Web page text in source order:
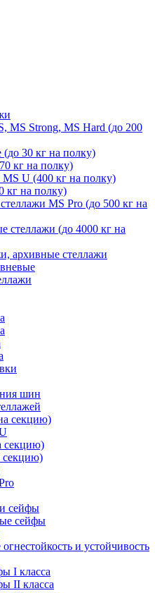
MS Strong, MS Hard (до 200
30 кг на полку)
кг на полку)
U (400 кг на полку)
кг на полку)
MS Pro (до 500 кг на
стеллажи (до 4000 кг на
архивные стеллажи
шин
секцию)
секцию)
секцию)
сейфы
сейфы
и устойчивость
I класса
II класса